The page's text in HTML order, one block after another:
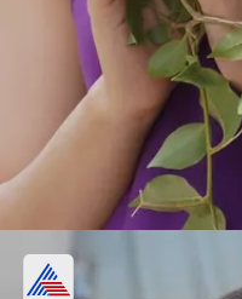
अशी ऑफर आली